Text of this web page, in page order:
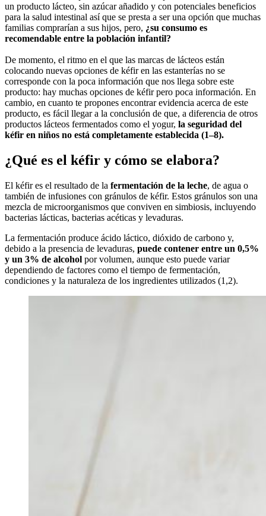
un producto lácteo, sin azúcar añadido y con potenciales beneficios
para la salud intestinal así que se presta a ser una opción que muchas
familias comprarían a sus hijos, pero, ¿su consumo es
recomendable entre la población infantil?
De momento, el ritmo en el que las marcas de lácteos están
colocando nuevas opciones de kéfir en las estanterías no se
corresponde con la poca información que nos llega sobre este
producto: hay muchas opciones de kéfir pero poca información. En
cambio, en cuanto te propones encontrar evidencia acerca de este
producto, es fácil llegar a la conclusión de que, a diferencia de otros
productos lácteos fermentados como el yogur, la seguridad del
kéfir en niños no está completamente establecida (1–8).
¿Qué es el kéfir y cómo se elabora?
El kéfir es el resultado de la fermentación de la leche, de agua o
también de infusiones con gránulos de kéfir. Estos gránulos son una
mezcla de microorganismos que conviven en simbiosis, incluyendo
bacterias lácticas, bacterias acéticas y levaduras.
La fermentación produce ácido láctico, dióxido de carbono y,
debido a la presencia de levaduras, puede contener entre un 0,5%
y un 3% de alcohol por volumen, aunque esto puede variar
dependiendo de factores como el tiempo de fermentación,
condiciones y la naturaleza de los ingredientes utilizados (1,2).